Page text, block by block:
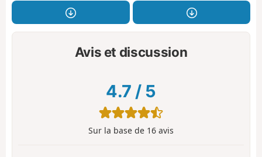
Avis et discussion
4.7 / 5
Sur la base de 16 avis